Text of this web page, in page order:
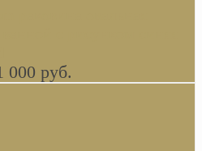
раковина овальная
с рисунком синяя
000 руб.